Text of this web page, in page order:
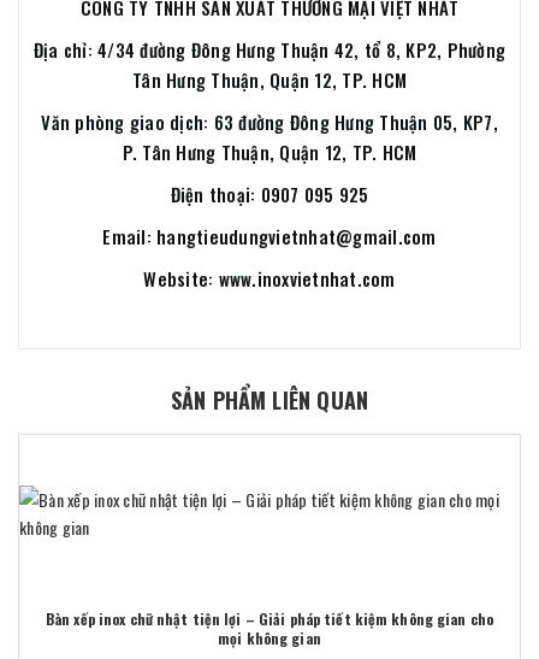
CÔNG TY TNHH SẢN XUẤT THƯƠNG MẠI VIỆT NHẤT
Địa chỉ: 4/34 đường Đông Hưng Thuận 42, tổ 8, KP2, Phường
Tân Hưng Thuận, Quận 12, TP. HCM
Văn phòng giao dịch: 63 đường Đông Hưng Thuận 05, KP7,
P. Tân Hưng Thuận, Quận 12, TP. HCM
Điện thoại: 0907 095 925
Email: hangtieudungvietnhat@gmail.com
Website: www.inoxvietnhat.com
SẢN PHẨM LIÊN QUAN
Bàn xếp inox chữ nhật tiện lợi – Giải pháp tiết kiệm không gian cho
mọi không gian